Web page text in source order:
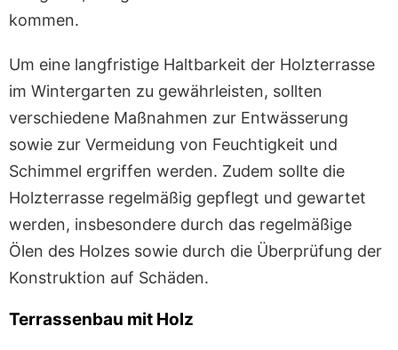
kommen.
Um eine langfristige Haltbarkeit der Holzterrasse
im Wintergarten zu gewährleisten, sollten
verschiedene Maßnahmen zur Entwässerung
sowie zur Vermeidung von Feuchtigkeit und
Schimmel ergriffen werden. Zudem sollte die
Holzterrasse regelmäßig gepflegt und gewartet
werden, insbesondere durch das regelmäßige
Ölen des Holzes sowie durch die Überprüfung der
Konstruktion auf Schäden.
Terrassenbau mit Holz